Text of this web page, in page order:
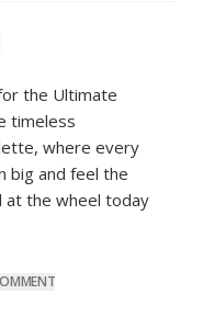
the Ultimate
timeless
where every
big and feel the
at the wheel today